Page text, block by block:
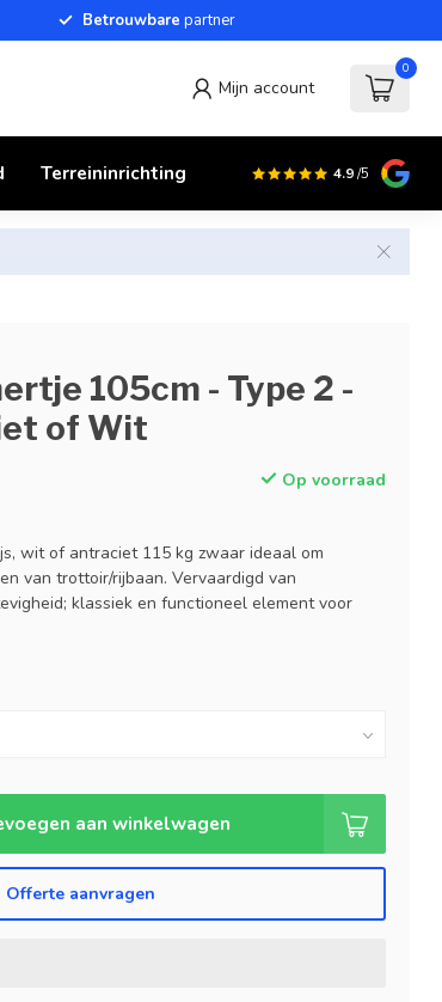
Betrouwbare partner
Mijn account
0
Terreininrichting 4.9/5
105cm - Type 2 -
of Wit
Op voorraad
wit of antraciet 115 kg zwaar ideaal om
van trottoir/rijbaan. Vervaardigd van
klassiek en functioneel element voor
aan winkelwagen
Offerte aanvragen